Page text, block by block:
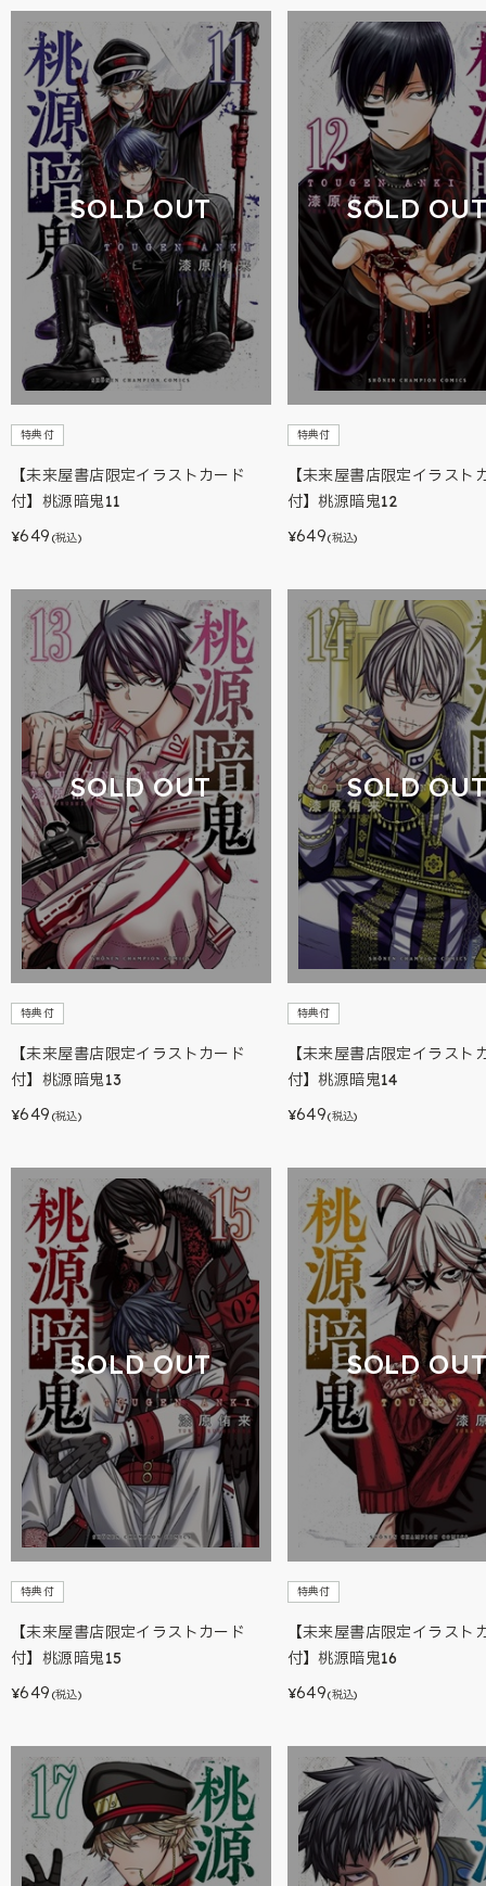
SOLD OUT
特典付
【未来屋書店限定イラストカード
付】桃源暗鬼11
¥649 (税込)
SOLD
特典付
【未来屋書店限定イラスト
付】桃源暗鬼12
¥649(税込)
SOLD OUT
特典付
【未来屋書店限定イラストカード
付】桃源暗鬼13
¥649 (税込)
SOLD
特典付
【未来屋書店限定イラスト
付】桃源暗鬼14
¥649(税込)
SOLD OUT
特典付
【未来屋書店限定イラストカード
付】桃源暗鬼15
¥649 (税込)
SOLD
特典付
【未来屋書店限定イラスト
付】桃源暗鬼16
¥649(税込)